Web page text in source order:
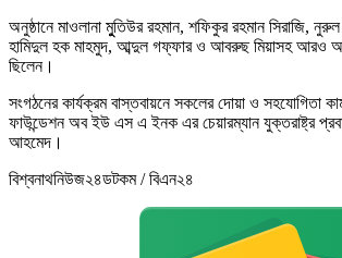
অনুষ্ঠানে মাওলানা মুুতিউর রহমান, শফিকুর রহমান সিরাজি,
হামিদুল হক মাহমুদ, আব্দুল গফ্ফার ও আবরুছ মিয়াসহ আরও
ছিলেন।
সংগঠনের কার্যক্রম বাস্তবায়নে সকলের দোয়া ও সহযোগিতা
ফাউন্ডেশন অব ইউ এস এ ইনক এর চেয়ারম্যান যুক্তরাষ্ট্র
আহমেদ।
বিশ্বনাথনিউজ২৪ডটকম / বিএন২৪